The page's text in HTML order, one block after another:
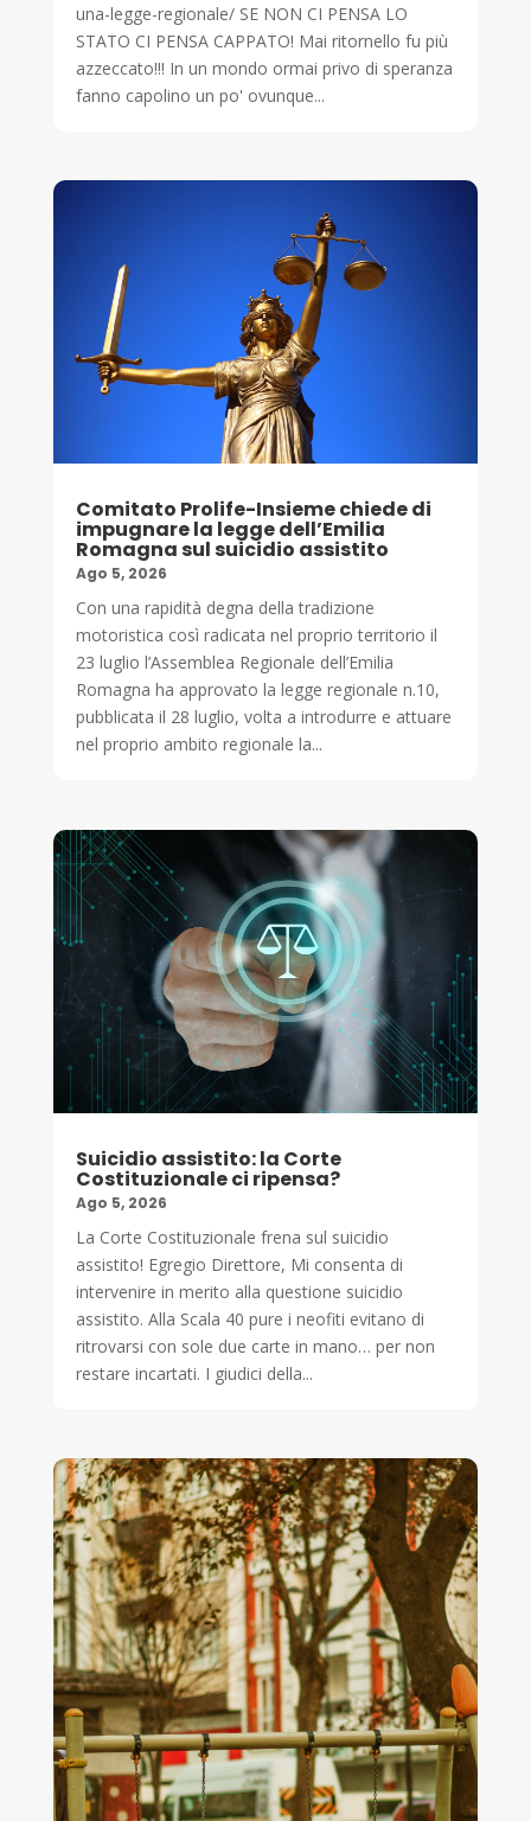
una-legge-regionale/ SE NON CI PENSA LO
STATO CI PENSA CAPPATO! Mai ritornello fu più
azzeccato!!! In un mondo ormai privo di speranza
fanno capolino un po' ovunque...
Comitato Prolife-Insieme chiede di
impugnare la legge dell’Emilia
Romagna sul suicidio assistito
Ago 5, 2026
Con una rapidità degna della tradizione
motoristica così radicata nel proprio territorio il
23 luglio l’Assemblea Regionale dell’Emilia
Romagna ha approvato la legge regionale n.10,
pubblicata il 28 luglio, volta a introdurre e attuare
nel proprio ambito regionale la...
Suicidio assistito: la Corte
Costituzionale ci ripensa?
Ago 5, 2026
La Corte Costituzionale frena sul suicidio
assistito! Egregio Direttore, Mi consenta di
intervenire in merito alla questione suicidio
assistito. Alla Scala 40 pure i neofiti evitano di
ritrovarsi con sole due carte in mano… per non
restare incartati. I giudici della...